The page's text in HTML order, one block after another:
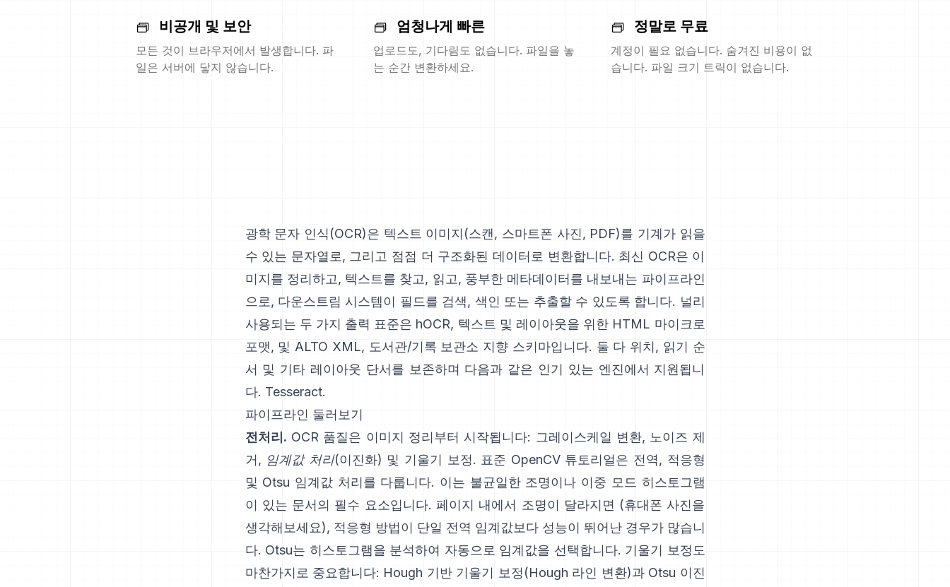
비공개 및 보안
모든 것이 브라우저에서 발생합니다. 파
일은 서버에 닿지 않습니다.
엄청나게 빠른
업로드도, 기다림도 없습니다. 파일을 놓
는 순간 변환하세요.
정말로 무료
계정이 필요 없습니다. 숨겨진 비용이 없
습니다. 파일 크기 트릭이 없습니다.
광학 문자 인식(OCR)은 텍스트 이미지(스캔, 스마트폰 사진, PDF)를 기계가 읽을
수 있는 문자열로, 그리고 점점 더 구조화된 데이터로 변환합니다. 최신 OCR은 이
미지를 정리하고, 텍스트를 찾고, 읽고, 풍부한 메타데이터를 내보내는 파이프라인
으로, 다운스트림 시스템이 필드를 검색, 색인 또는 추출할 수 있도록 합니다. 널리
사용되는 두 가지 출력 표준은 hOCR, 텍스트 및 레이아웃을 위한 HTML 마이크로
포맷, 및 ALTO XML, 도서관/기록 보관소 지향 스키마입니다. 둘 다 위치, 읽기 순
서 및 기타 레이아웃 단서를 보존하며 다음과 같은 인기 있는 엔진에서 지원됩니
다. Tesseract.
파이프라인 둘러보기
전처리. OCR 품질은 이미지 정리부터 시작됩니다: 그레이스케일 변환, 노이즈 제
거, 임계값 처리(이진화) 및 기울기 보정. 표준 OpenCV 튜토리얼은 전역, 적응형
및 Otsu 임계값 처리를 다룹니다. 이는 불균일한 조명이나 이중 모드 히스토그램
이 있는 문서의 필수 요소입니다. 페이지 내에서 조명이 달라지면 (휴대폰 사진을
생각해보세요), 적응형 방법이 단일 전역 임계값보다 성능이 뛰어난 경우가 많습니
다. Otsu는 히스토그램을 분석하여 자동으로 임계값을 선택합니다. 기울기 보정도
마찬가지로 중요합니다: Hough 기반 기울기 보정(Hough 라인 변환)과 Otsu 이진